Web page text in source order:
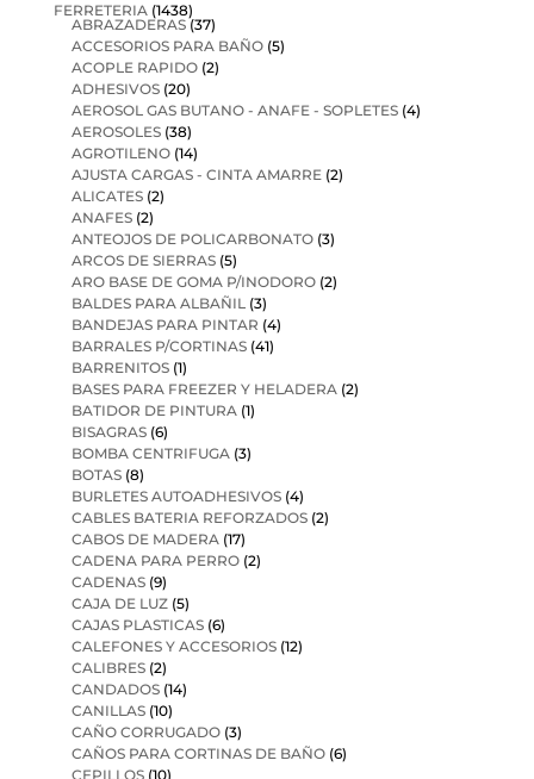
FERRETERIA (1438)
ABRAZADERAS (37)
ACCESORIOS PARA BAÑO (5)
ACOPLE RAPIDO (2)
ADHESIVOS (20)
AEROSOL GAS BUTANO - ANAFE - SOPLETES (4)
AEROSOLES (38)
AGROTILENO (14)
AJUSTA CARGAS - CINTA AMARRE (2)
ALICATES (2)
ANAFES (2)
ANTEOJOS DE POLICARBONATO (3)
ARCOS DE SIERRAS (5)
ARO BASE DE GOMA P/INODORO (2)
BALDES PARA ALBAÑIL (3)
BANDEJAS PARA PINTAR (4)
BARRALES P/CORTINAS (41)
BARRENITOS (1)
BASES PARA FREEZER Y HELADERA (2)
BATIDOR DE PINTURA (1)
BISAGRAS (6)
BOMBA CENTRIFUGA (3)
BOTAS (8)
BURLETES AUTOADHESIVOS (4)
CABLES BATERIA REFORZADOS (2)
CABOS DE MADERA (17)
CADENA PARA PERRO (2)
CADENAS (9)
CAJA DE LUZ (5)
CAJAS PLASTICAS (6)
CALEFONES Y ACCESORIOS (12)
CALIBRES (2)
CANDADOS (14)
CANILLAS (10)
CAÑO CORRUGADO (3)
CAÑOS PARA CORTINAS DE BAÑO (6)
CEPILLOS (10)